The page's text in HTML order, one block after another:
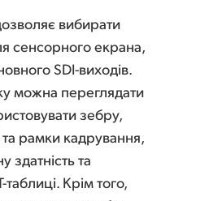
вибирати
сенсорного екрана,
SDI-виходів.
можна переглядати
зебру,
рамки кадрування,
здатність та
таблиці. Крім того,